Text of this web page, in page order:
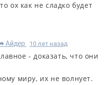
ох как не сладко будет
Айдер 10 лет назад
- доказать, что они
миру, их не волнует.